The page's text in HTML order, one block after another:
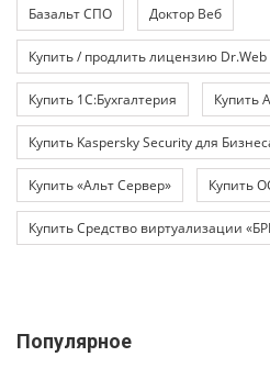
Базальт СПО Доктор Веб
Купить / продлить лицензию
Купить 1С:Бухгалтерия Купить
Купить Kaspersky Security для
Купить «Альт Сервер» Купить
Купить Средство виртуализации
Популярное